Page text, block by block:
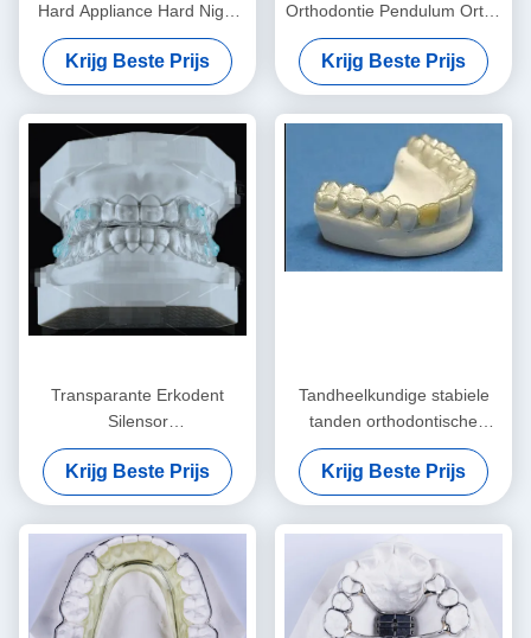
Hard Appliance Hard Night
Guard Voor tandenknijpen
Krijg Beste Prijs
Orthodontie Pendulum Ortho
Appliance Aanpasbaar
Krijg Beste Prijs
Transparante Erkodent
Silensor
Orthodontieapparaat Anti-
snurken mondstuk
Krijg Beste Prijs
Tandheelkundige stabiele
tanden orthodontische
retainer professionele
heldere retainer
Krijg Beste Prijs